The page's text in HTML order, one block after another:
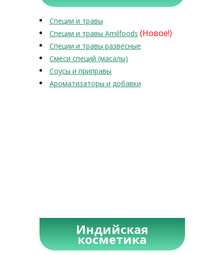
Специи и травы
Специи и травы Amilfoods (Новое!)
Специи и травы развесные
Смеси специй (масалы)
Соусы и приправы
Ароматизаторы и добавки
Индийская
косметика